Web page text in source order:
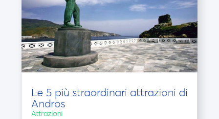
Le 5 più straordinari attrazioni di
Andros
Attrazioni